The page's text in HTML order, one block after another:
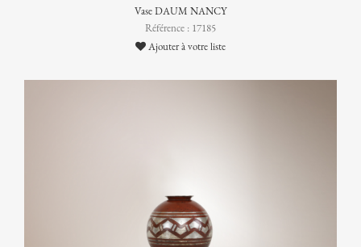
Vase DAUM NANCY
Référence : 17185
Ajouter à votre liste